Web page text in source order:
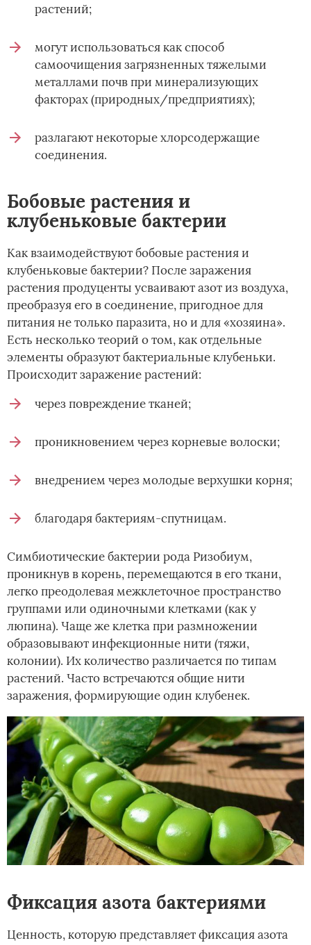
растений;
могут использоваться как способ
самоочищения загрязненных тяжелыми
металлами почв при минерализующих
факторах (природных/предприятиях);
разлагают некоторые хлорсодержащие
соединения.
Бобовые растения и
клубеньковые бактерии
Как взаимодействуют бобовые растения и
клубеньковые бактерии? После заражения
растения продуценты усваивают азот из воздуха,
преобразуя его в соединение, пригодное для
питания не только паразита, но и для «хозяина».
Есть несколько теорий о том, как отдельные
элементы образуют бактериальные клубеньки.
Происходит заражение растений:
через повреждение тканей;
проникновением через корневые волоски;
внедрением через молодые верхушки корня;
благодаря бактериям-спутницам.
Симбиотические бактерии рода Ризобиум,
проникнув в корень, перемещаются в его ткани,
легко преодолевая межклеточное пространство
группами или одиночными клетками (как у
люпина). Чаще же клетка при размножении
образовывают инфекционные нити (тяжи,
колонии). Их количество различается по типам
растений. Часто встречаются общие нити
заражения, формирующие один клубенек.
Фиксация азота бактериями
Ценность, которую представляет фиксация азота